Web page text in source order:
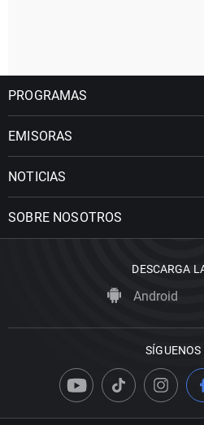
PROGRAMAS
EMISORAS
NOTICIAS
SOBRE NOSOTROS
DESCARGA
Android
SÍGUENOS